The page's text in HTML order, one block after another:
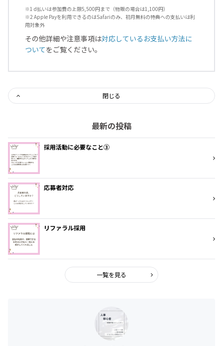
※1 d払いは参加費の上限5,500円まで（物販の場合は1,100円）
※2 Apple Payを利用できるのはSafariのみ、初月無料の特典への支払いは利
用対象外
その他詳細や注意事項は対応しているお支払い方法に
ついてをご覧ください。
閉じる
最新の投稿
採用活動に必要なこと③
応募者対応
リファラル採用
一覧を見る